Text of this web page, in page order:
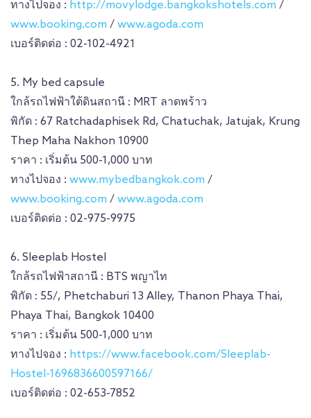
ทางไปจอง : http://movylodge.bangkokshotels.com /
www.booking.com / www.agoda.com
เบอร์ติดต่อ : 02-102-4921
5. My bed capsule
ใกล้รถไฟฟ้าใต้ดินสถานี : MRT ลาดพร้าว
พิกัด : 67 Ratchadaphisek Rd, Chatuchak, Jatujak, Krung
Thep Maha Nakhon 10900
ราคา : เริ่มต้น 500-1,000 บาท
ทางไปจอง : www.mybedbangkok.com /
www.booking.com / www.agoda.com
เบอร์ติดต่อ : 02-975-9975
6. Sleeplab Hostel
ใกล้รถไฟฟ้าสถานี : BTS พญาไท
พิกัด : 55/, Phetchaburi 13 Alley, Thanon Phaya Thai,
Phaya Thai, Bangkok 10400
ราคา : เริ่มต้น 500-1,000 บาท
ทางไปจอง : https://www.facebook.com/Sleeplab-
Hostel-1696836600597166/
เบอร์ติดต่อ : 02-653-7852